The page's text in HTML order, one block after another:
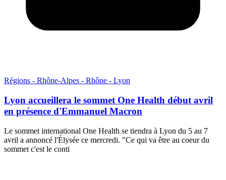
Régions - Rhône-Alpes - Rhône - Lyon
Lyon accueillera le sommet One Health début avril
en présence d'Emmanuel Macron
Le sommet international One Health se tiendra à Lyon du 5 au 7
avril a annoncé l'Élysée ce mercredi. "Ce qui va être au coeur du
sommet c'est le conti